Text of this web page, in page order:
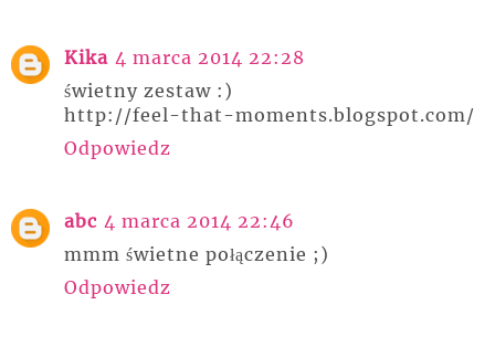
Kika 4 marca 2014 22:28
świetny zestaw :)
http://feel-that-moments.blogspot.com/
Odpowiedz
abc 4 marca 2014 22:46
mmm świetne połączenie ;)
Odpowiedz